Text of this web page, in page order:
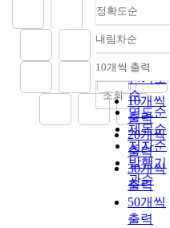
정확도순
정확도
순
인기도
순
연도순
제목순
저자순
발행기
관순
내림차순
내림차
10개씩 출력
10개씩
출력
20개씩
출력
30개씩
출력
50개씩
출력
조회